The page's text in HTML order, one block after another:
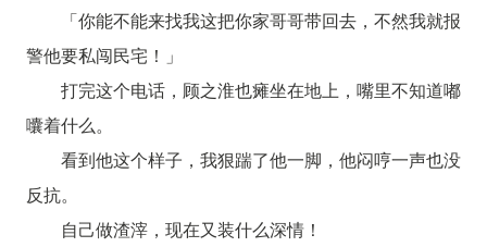
「你能不能来找我这把你家哥哥带回去，不然我就报
警他要私闯民宅！」
打完这个电话，顾之淮也瘫坐在地上，嘴里不知道嘟
囔着什么。
看到他这个样子，我狠踹了他一脚，他闷哼一声也没
反抗。
自己做渣滓，现在又装什么深情！